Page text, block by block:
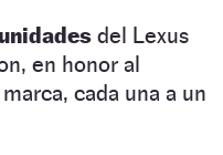
del Lexus
en honor al
cada una a un